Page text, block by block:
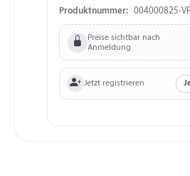
Federstahldraht (DIN 2076
verpackt auf Skinkarton
Produktnummer: 004000825-
Preise sichtbar nach
Anmeldung
Jetzt registrieren